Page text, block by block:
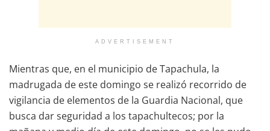
ADVERTISEMENT
Mientras que, en el municipio de Tapachula, la
madrugada de este domingo se realizó recorrido de
vigilancia de elementos de la Guardia Nacional, que
busca dar seguridad a los tapachultecos; por la